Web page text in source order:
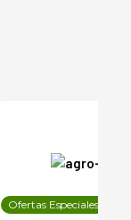
Ofertas Especiales